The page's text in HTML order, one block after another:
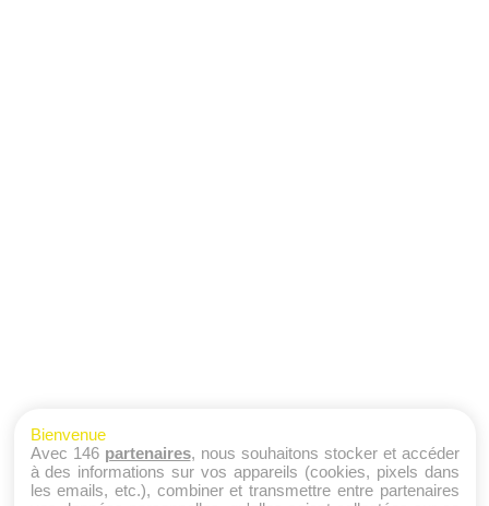
Bienvenue
Avec 146 partenaires, nous souhaitons stocker et accéder
à des informations sur vos appareils (cookies, pixels dans
les emails, etc.), combiner et transmettre entre partenaires